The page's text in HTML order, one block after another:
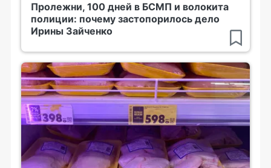
Пролежни, 100 дней в БСМП и волокита
полиции: почему застопорилось дело
Ирины Зайченко